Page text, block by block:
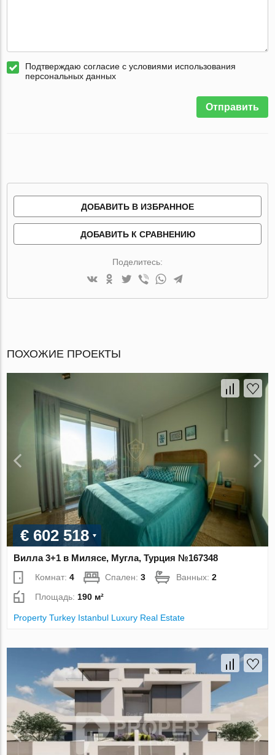
Подтверждаю согласие с условиями использования
персональных данных
Отправить
ДОБАВИТЬ В ИЗБРАННОЕ
ДОБАВИТЬ К СРАВНЕНИЮ
Поделитесь:
ПОХОЖИЕ ПРОЕКТЫ
€ 602 518
Вилла 3+1 в Милясе, Мугла, Турция №167348
Комнат:4 Спален:3 Ванных:2
Площадь:190 м²
Property Turkey Istanbul Luxury Real Estate